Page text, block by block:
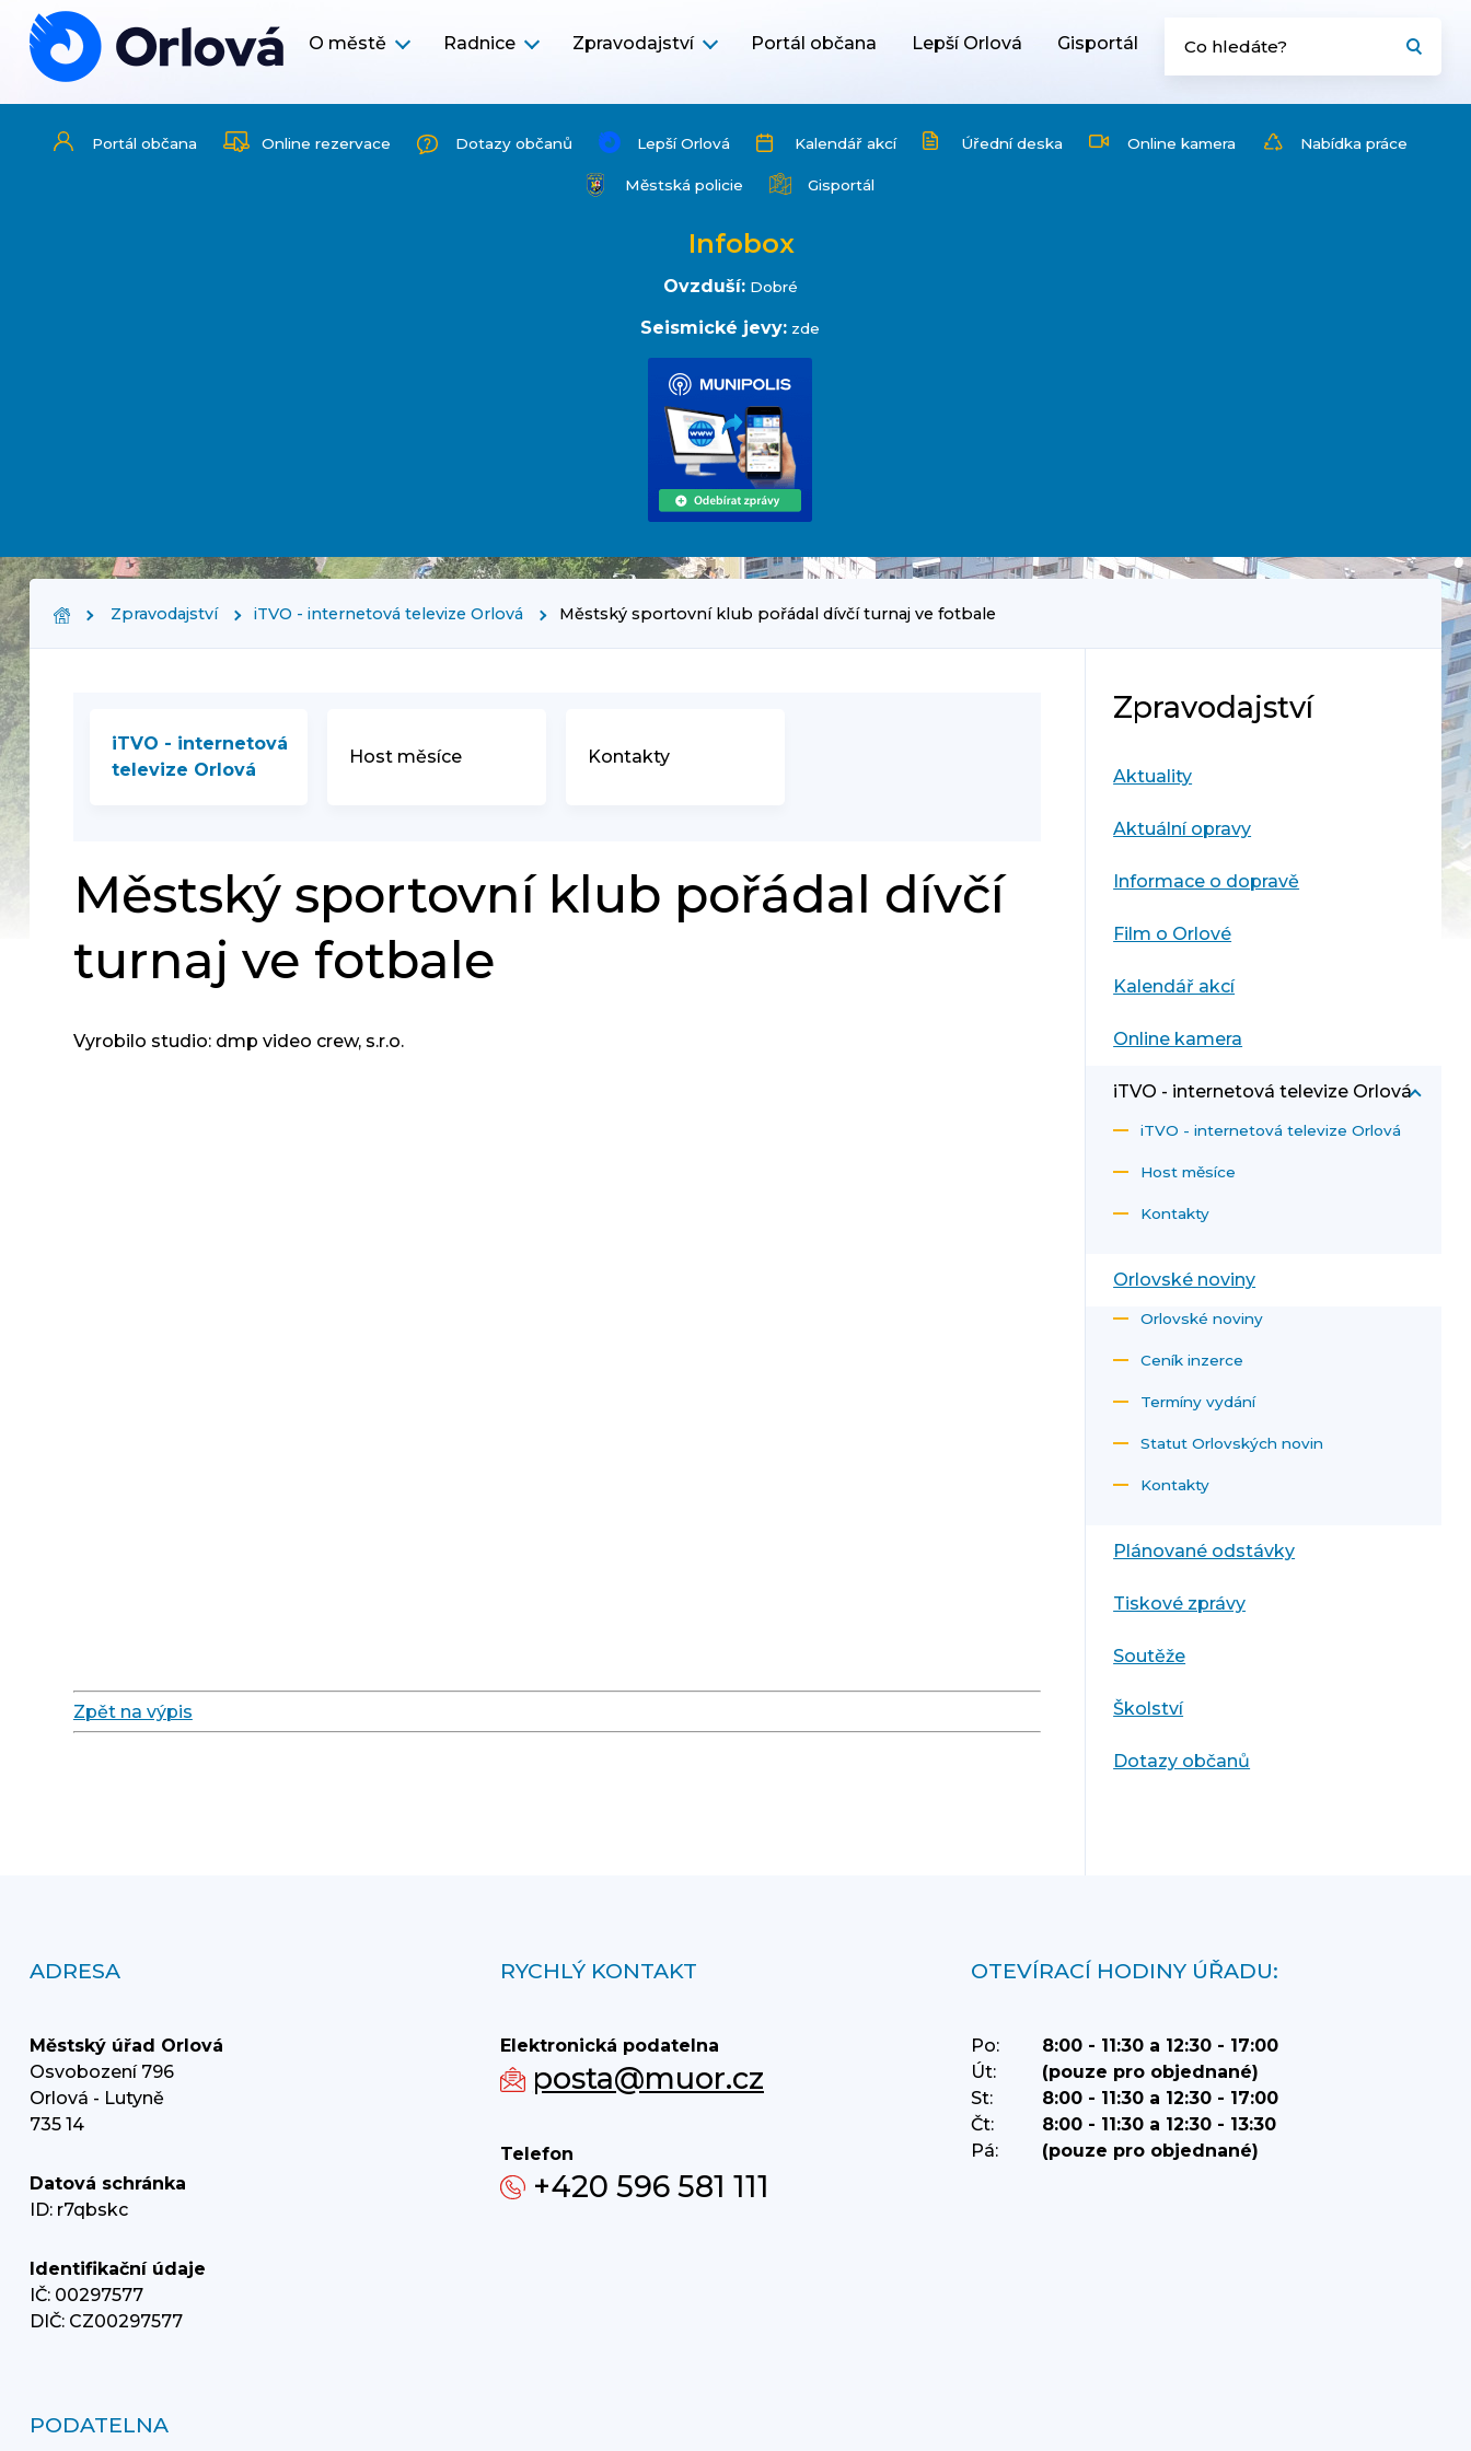
O městě Radnice Zpravodajství Portál občana Lepší Orlová Gisportál
Portál občana Online rezervace Dotazy občanů Lepší Orlová Kalendář akcí Úřední deska Online kamera Nabídka práce
Městská policie Gisportál
Infobox
Ovzduší: Dobré
Seismické jevy: zde
Zpravodajství iTVO - internetová televize Orlová Městský sportovní klub pořádal dívčí turnaj ve fotbale
iTVO - internetová
televize Orlová
Host měsíce Kontakty
Městský sportovní klub pořádal dívčí
turnaj ve fotbale
Vyrobilo studio: dmp video crew, s.r.o.
Zpět na výpis
Zpravodajství
Aktuality
Aktuální opravy
Informace o dopravě
Film o Orlové
Kalendář akcí
Online kamera
iTVO - internetová televize Orlová
iTVO - internetová televize Orlová
Host měsíce
Kontakty
Orlovské noviny
Orlovské noviny
Ceník inzerce
Termíny vydání
Statut Orlovských novin
Kontakty
Plánované odstávky
Tiskové zprávy
Soutěže
Školství
Dotazy občanů
ADRESA
Městský úřad Orlová
Osvobození 796
Orlová - Lutyně
735 14
Datová schránka
ID: r7qbskc
Identifikační údaje
IČ: 00297577
DIČ: CZ00297577
RYCHLÝ KONTAKT
Elektronická podatelna
posta@muor.cz
Telefon
+420 596 581 111
OTEVÍRACÍ HODINY ÚŘADU:
Po:
8:00 - 11:30 a 12:30 - 17:00
Út:
(pouze pro objednané)
St:
8:00 - 11:30 a 12:30 - 17:00
Čt:
8:00 - 11:30 a 12:30 - 13:30
Pá:
(pouze pro objednané)
PODATELNA